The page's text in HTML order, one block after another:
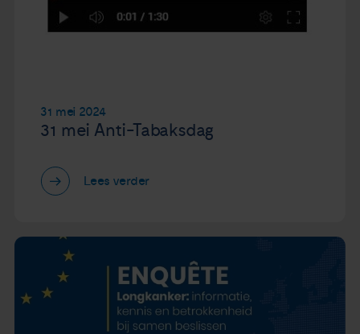
31 mei 2024
31 mei Anti-Tabaksdag
Lees verder